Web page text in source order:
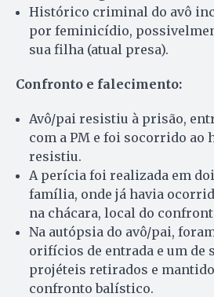
Histórico criminal do avô
por feminicídio,
sua filha (atual presa).
Confronto e falecimento:
Avô/pai resistiu à prisão,
com a PM e foi socorrido ao
resistiu.
A perícia foi realizada em
família, onde já havia
na chácara, local do
Na autópsia do avô/pai,
orifícios de entrada e um de
projéteis retirados e
confronto balístico.